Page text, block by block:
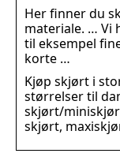
Her finner du
materiale. … Vi
til eksempel
korte …
Kjøp skjørt i
størrelser til
skjørt/
skjørt,